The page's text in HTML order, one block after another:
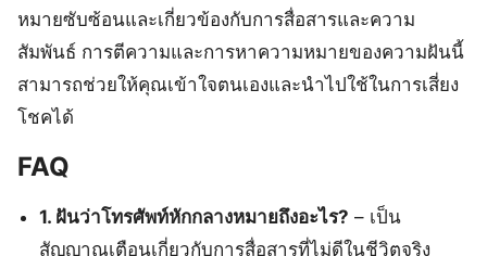
หมายซับซ้อนและเกี่ยวข้องกับการสื่อสารและความ
สัมพันธ์ การตีความและการหาความหมายของความฝันนี้
สามารถช่วยให้คุณเข้าใจตนเองและนำไปใช้ในการเสี่ยง
โชคได้
FAQ
1. ฝันว่าโทรศัพท์หักกลางหมายถึงอะไร? – เป็น
สัญญาณเตือนเกี่ยวกับการสื่อสารที่ไม่ดีในชีวิตจริง